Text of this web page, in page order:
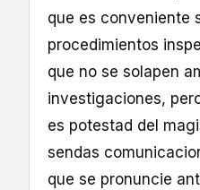
que es conveniente
procedimientos
que no se solapen
investigaciones,
es potestad del
sendas
que se pronuncie